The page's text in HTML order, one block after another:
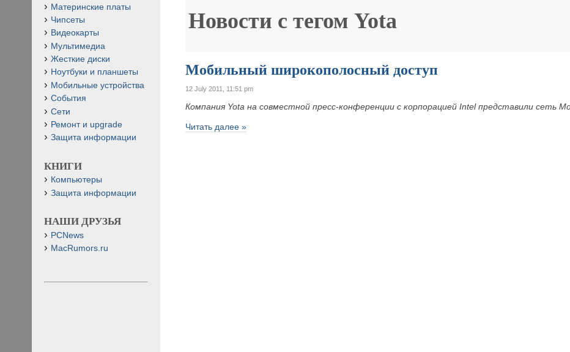
Новости с тегомYota
Мобильный широкополосный доступ
12 July 2011, 11:51 pm
Компания Yota на совместной пресс-конференции с корпорацией Intel представили сеть
Читать далее »
Материнские платы
Чипсеты
Видеокарты
Мультимедиа
Жесткие диски
Ноутбуки и планшеты
Мобильные устройства
События
Сети
Ремонт и upgrade
Защита информации
КНИГИ
Компьютеры
Защита информации
НАШИ ДРУЗЬЯ
PCNews
MacRumors.ru